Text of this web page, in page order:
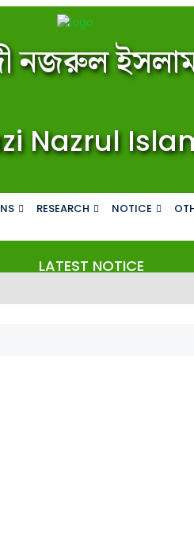
নজরুল ইসলাম
Nazrul
RESEARCH NOTICE
LATEST NOTICE